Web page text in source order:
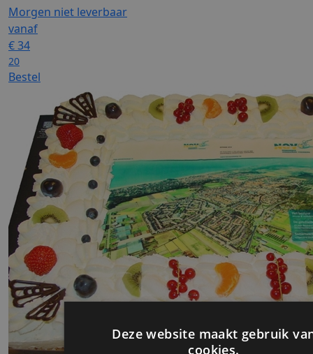
Morgen niet leverbaar
vanaf
€34
20
Bestel